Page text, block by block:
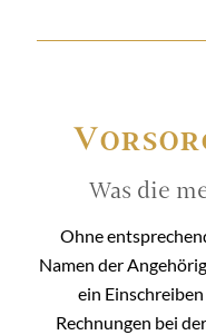
Was die
Ohne
Namen der
ein
Rechnungen bei